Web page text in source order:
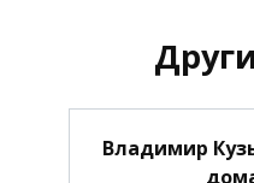
Владимир